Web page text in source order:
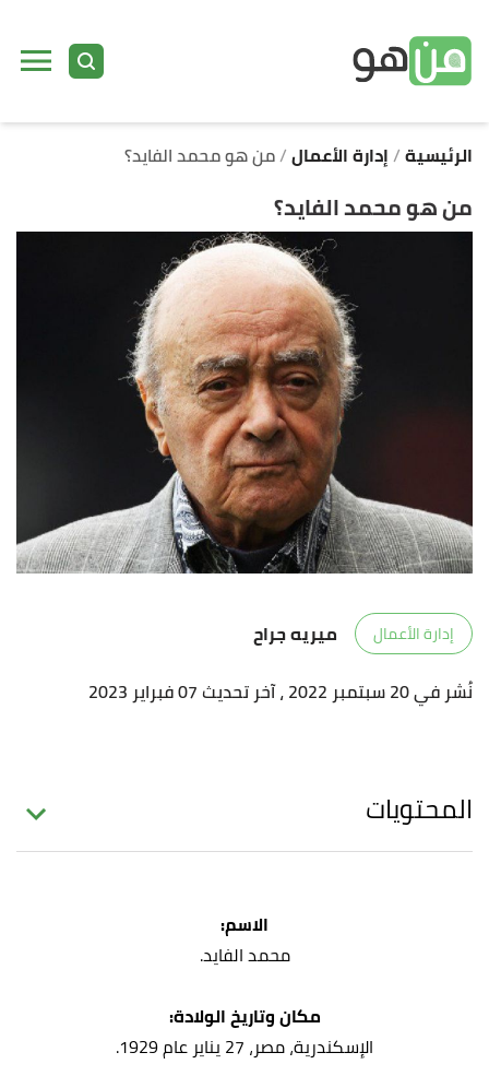
الرئيسية إدارة الأعمال من هو محمد الفايد؟
من هو محمد الفايد؟
إدارة الأعمال
ميريه جراح
نُشر في 20 سبتمبر 2022
، آخر تحديث 07 فبراير 2023
المحتويات
:الاسم
.محمد الفايد
:مكان وتاريخ الولادة
.الإسكندرية، مصر، 27 يناير عام 1929